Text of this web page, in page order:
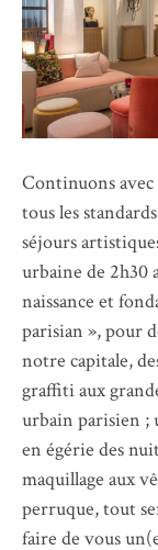
Continuons
tous les
séjours
urbaine de 2h30
naissance et
parisian », pour
notre capitale,
graffiti aux
urbain parisien ;
en égérie des
maquillage aux
perruque, tout
faire de vous